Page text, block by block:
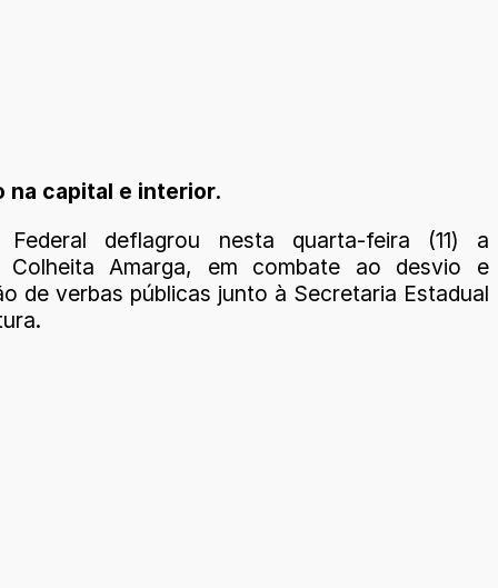
na capital e interior.
deflagrou nesta quarta-feira (11) a
Colheita Amarga, em combate ao desvio e
de verbas públicas junto à Secretaria Estadual